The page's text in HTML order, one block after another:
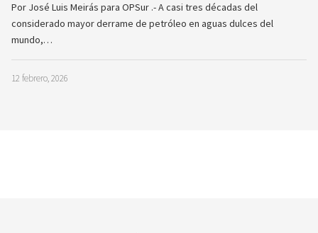
Por José Luis Meirás para OPSur .- A casi tres décadas del
considerado mayor derrame de petróleo en aguas dulces del
mundo,…
12 febrero, 2026